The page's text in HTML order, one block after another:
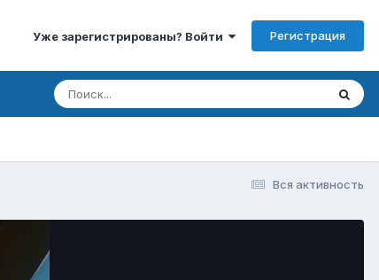
Уже зарегистрированы? Войти Регистрация
Вся активность